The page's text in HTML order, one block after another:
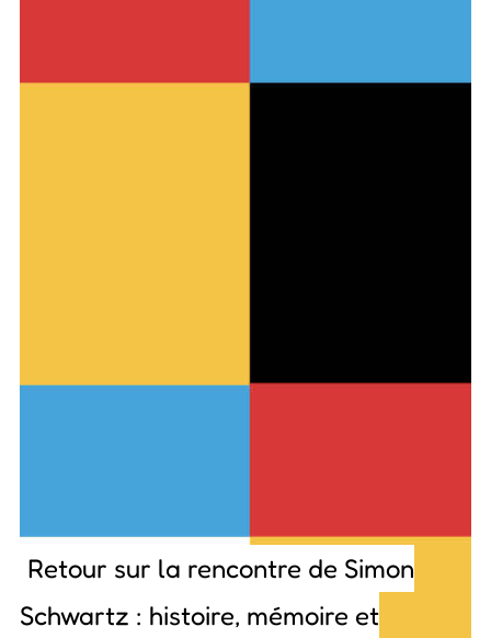
Retour sur la rencontre de Simon
Schwartz : histoire, mémoire et